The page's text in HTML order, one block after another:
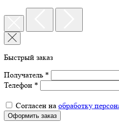
Быстрый заказ
Получатель *
Телефон *
Согласен на обработку
Оформить заказ